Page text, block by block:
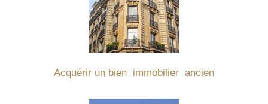
Acquérir un bien immobilier ancien